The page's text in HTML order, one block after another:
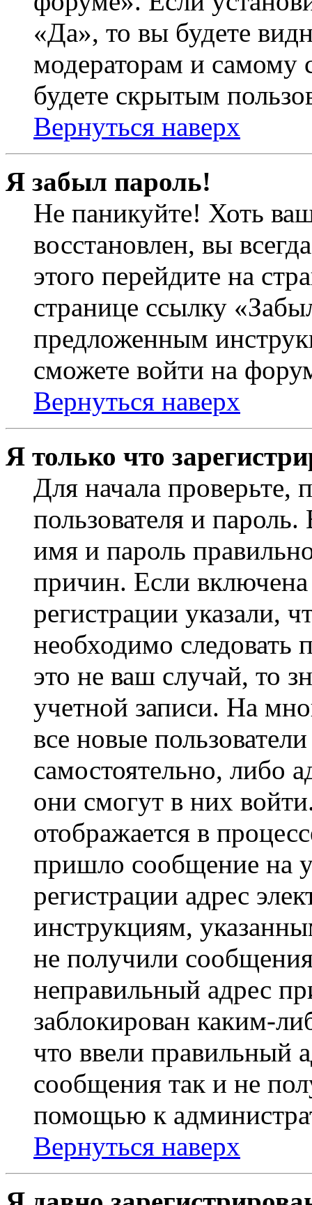
«Да», то вы будете
модераторам и самому
будете скрытым
Вернуться наверх
Я забыл пароль!
Не паникуйте! Хоть
восстановлен, вы
этого перейдите на
странице ссылку
предложенным
сможете войти на
Вернуться наверх
Я только что
Для начала проверьте,
пользователя и
имя и пароль
причин. Если
регистрации указали,
необходимо
это не ваш случай, то
учетной записи. На
все новые
самостоятельно, либо
они смогут в них
отображается в
пришло сообщение на
регистрации адрес
инструкциям,
не получили
неправильный адрес
заблокирован каким-
что ввели правильный
сообщения так и не
помощью к
Вернуться наверх